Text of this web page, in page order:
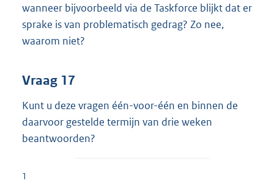
wanneer bijvoorbeeld via de Taskforce blijkt dat er
sprake is van problematisch gedrag? Zo nee,
waarom niet?
Vraag 17
Kunt u deze vragen één-voor-één en binnen de
daarvoor gestelde termijn van drie weken
beantwoorden?
1